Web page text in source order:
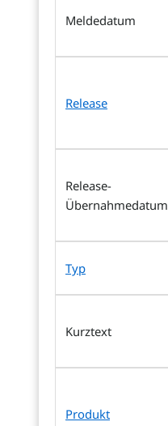
Meldedatum
Release
Release-
Übernahmedatum
Typ
Kurztext
Produkt